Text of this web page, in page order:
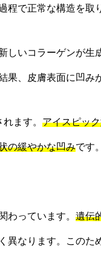
程で正常な構造を取
いコラーゲンが生
果、皮膚表面に凹み
ます。 アイスピッ
の緩やかな凹みです
わっています。 遺伝
異なります。この